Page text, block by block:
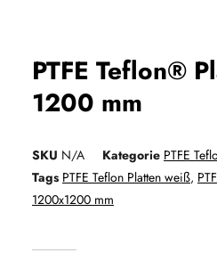
PTFE Teflon®
1200 mm
SKU N/A Kategorie PTFE
Tags PTFE Teflon Platten weiß,
1200x1200 mm